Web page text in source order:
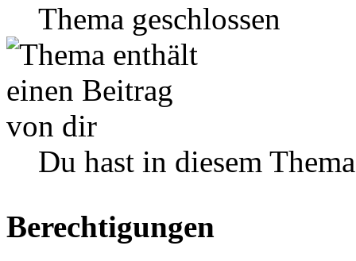
Thema geschlossen
Du hast in diesem
Berechtigungen